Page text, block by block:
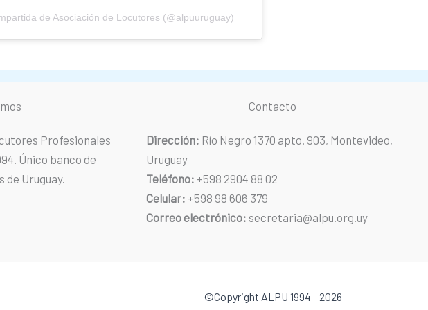
de Asociación de Locutores (@alpuuruguay)
Profesionales
Único banco de
de Uruguay.
Contacto
Dirección: Río Negro 1370 apto. 903, Montevideo,
Uruguay
Teléfono: +598 2904 88 02
Celular: +598 98 606 379
Correo electrónico: secretaria@alpu.org.uy
©Copyright ALPU 1994 - 2026